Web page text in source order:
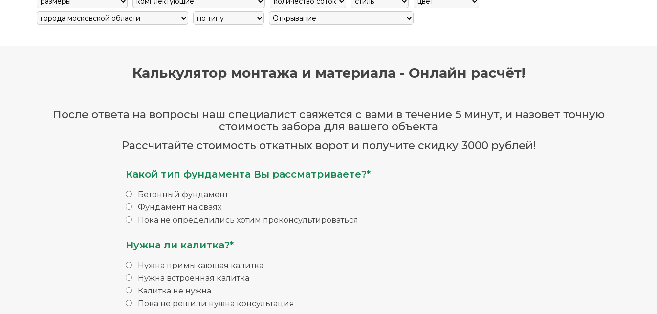
Калькулятор монтажа и материала - Онлайн расчёт!
После ответа на вопросы наш специалист свяжется с вами в течение 5 минут, и назовет точную
стоимость забора для вашего объекта
Рассчитайте стоимость откатных ворот и получите скидку 3000 рублей!
Какой тип фундамента Вы рассматриваете?*
Бетонный фундамент
Фундамент на сваях
Пока не определились хотим проконсультироваться
Нужна ли калитка?*
Нужна примыкающая калитка
Нужна встроенная калитка
Калитка не нужна
Пока не решили нужна консультация